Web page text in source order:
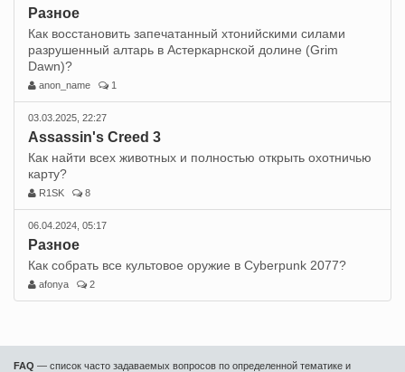
Разное
Как восстановить запечатанный хтонийскими силами
разрушенный алтарь в Астеркарнской долине (Grim
Dawn)?
anon_name 1
03.03.2025, 22:27
Assassin's Creed 3
Как найти всех животных и полностью открыть охотничью
карту?
R1SK 8
06.04.2024, 05:17
Разное
Как собрать все культовое оружие в Cyberpunk 2077?
afonya 2
FAQ — список часто задаваемых вопросов по определенной тематике и